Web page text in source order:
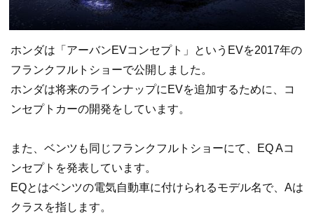
ホンダは「アーバンEVコンセプト」というEVを2017年の
フランクフルトショーで公開しました。
ホンダは将来のラインナップにEVを追加するために、コ
ンセプトカーの開発をしています。
また、ベンツも同じフランクフルトショーにて、EQ Aコ
ンセプトを発表しています。
EQとはベンツの電気自動車に付けられるモデル名で、Aは
クラスを指します。